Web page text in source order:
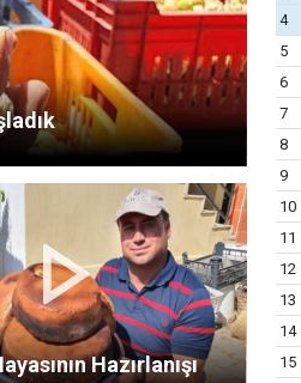
Hazırlanışı
4
5
6
7
8
9
10
11
12
13
14
15